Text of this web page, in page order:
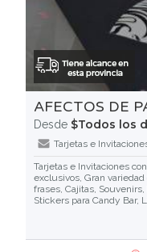
AFECTOS DE
Desde $Todos los
Tarjetas e
Tarjetas e Invitaciones
exclusivos, Gran
frases, Cajitas, Souvenirs,
Stickers para Candy Bar,